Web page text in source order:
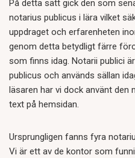
På detta sätt gick den som
notarius publicus i lära vilket
uppdraget och erfarenheten
genom detta betydligt färre
som finns idag. Notarii publici
publicus och används sällan
läsaren har vi dock använt
text på hemsidan.
Ursprungligen fanns fyra
Vi är ett av de kontor som